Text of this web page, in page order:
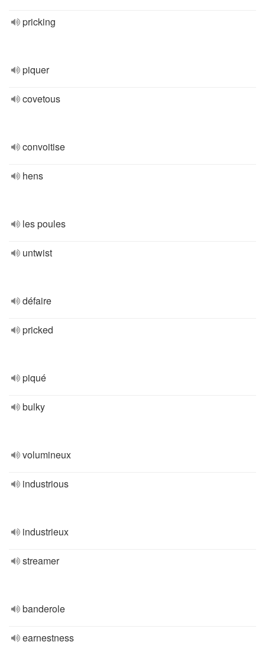
pricking
piquer
covetous
convoitise
hens
les poules
untwist
défaire
pricked
piqué
bulky
volumineux
industrious
industrieux
streamer
banderole
earnestness